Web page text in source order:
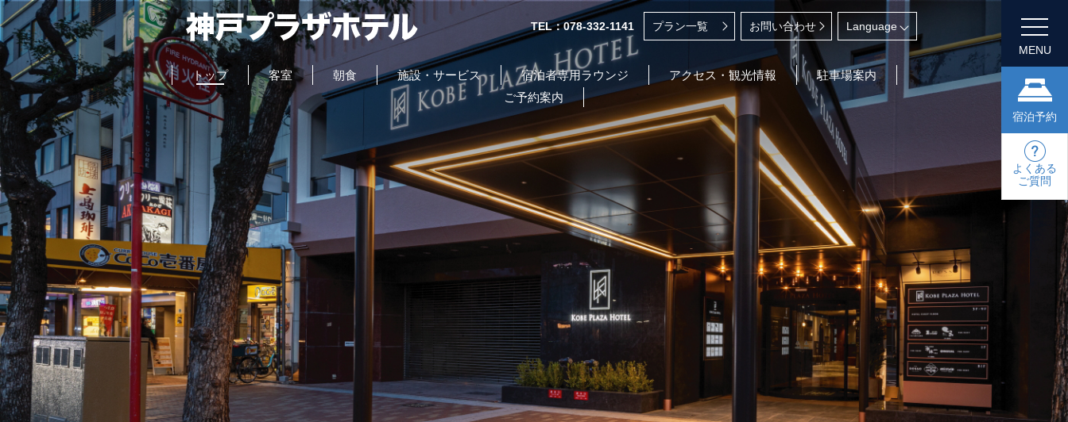
TEL：078-332-1141 プラン一覧 お問い合わせ
トップ 客室 朝食 施設・サービス 宿泊者専用ラウンジ アクセス・観光情報
駐車場案内
ご予約案内
宿泊予約
MENU
よくある
ご質問
INFORMATION